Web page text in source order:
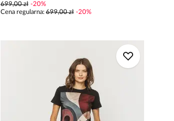
699,00 zł -20%
Cena regularna: 699,00 zł -20%